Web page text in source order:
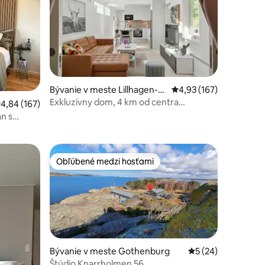
270
ohodnotenie 4,84 z 5, počet hodnotení: 167
4,84 (167)
s
Bývanie v meste Lillhagen-Br
unnsbo
Priemerné
4,93 (167)
Exkluzívny dom, 4 km od centra
Obľúbené medzi hosťami
Obľúbené medzi hosťami
Bývanie v meste Gothenburg Priemerné
5 (24)